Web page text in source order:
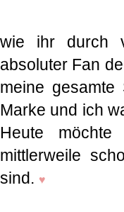
wie ihr durch
absoluter Fan
meine gesamte
Marke und ich
Heute
mittlerweile
sind. ♥